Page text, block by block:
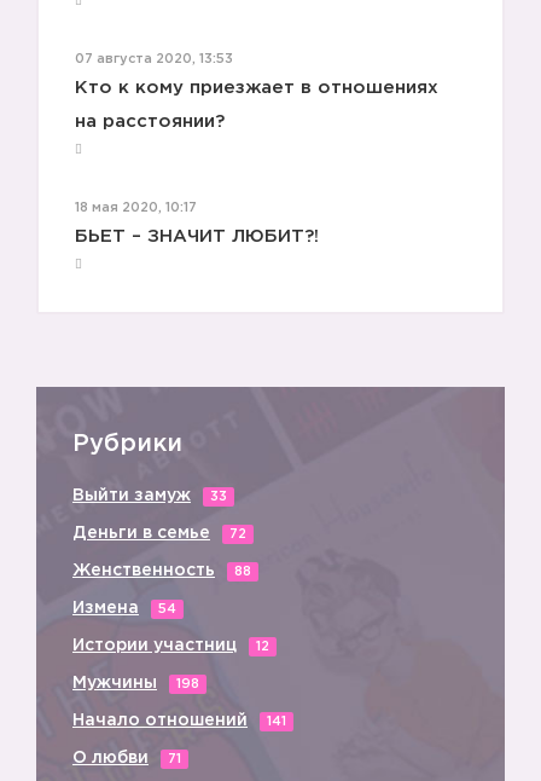
07 августа 2020, 13:53
Кто к кому приезжает в отношениях
на расстоянии?
18 мая 2020, 10:17
БЬЕТ – ЗНАЧИТ ЛЮБИТ?!
Рубрики
Выйти замуж 33
Деньги в семье 72
Женственность 88
Измена 54
Истории участниц 12
Мужчины 198
Начало отношений 141
О любви 71